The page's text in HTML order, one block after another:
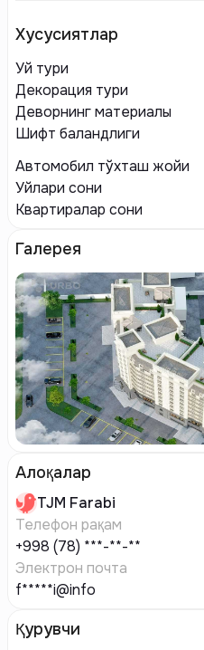
Хусусиятлар
Уй тури
Декорация тури
Деворнинг материалы
Шифт баландлиги
Автомобил тўхташ жойи
Уйлари сони
Квартиралар сони
Галерея
Алоқалар
TJM Farabi
Телефон рақам
+998 (78) ***-**-**
Электрон почта
f*****i@info
Қурувчи